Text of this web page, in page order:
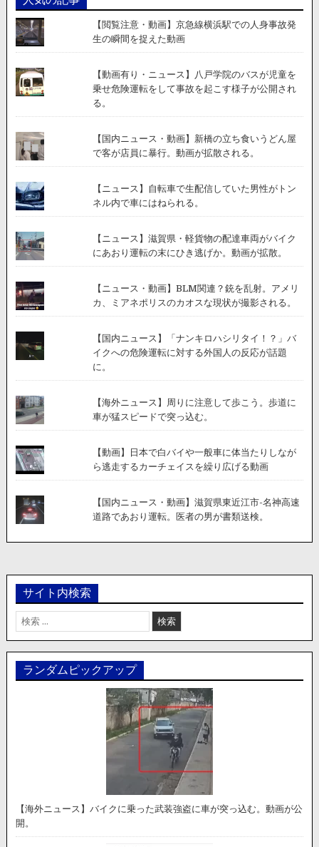
振
り
切
車
が
影
れ
る。
【閲覧注意・動画】京急線横浜駅での人身事故発
生の瞬間を捉えた動画
【動画有り・ニュース】八戸学院のバスが児童を
乗せ危険運転をして事故を起こす様子が公開され
る。
【国内ニュース・動画】新橋の立ち食いうどん屋
で客が店員に暴行。動画が拡散される。
【ニュース】自転車で生配信していた男性がトン
ネル内で車にはねられる。
【ニュース】滋賀県・軽貨物の配達車両がバイク
にあおり運転の末にひき逃げか。動画が拡散。
【ニュース・動画】BLM関連？銃を乱射。アメリ
カ、ミアネポリスのカオスな現状が撮影される。
【国内ニュース】「ナンキロハシリタイ！？」バ
イクへの危険運転に対する外国人の反応が話題
に。
【海外ニュース】周りに注意して歩こう。歩道に
車が猛スピードで突っ込む。
【動画】日本で白バイや一般車に体当たりしなが
ら逃走するカーチェイスを繰り広げる動画
【国内ニュース・動画】滋賀県東近江市-名神高速
道路であおり運転。医者の男が書類送検。
サイト内検索
検
索:
ランダムピックアップ
【海外ニュース】バイクに乗った武装強盗に車が突っ込む。動画が公
開。